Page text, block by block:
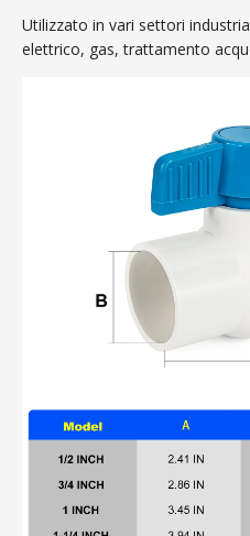
Utilizzato in vari settori
elettrico, gas, trattamento